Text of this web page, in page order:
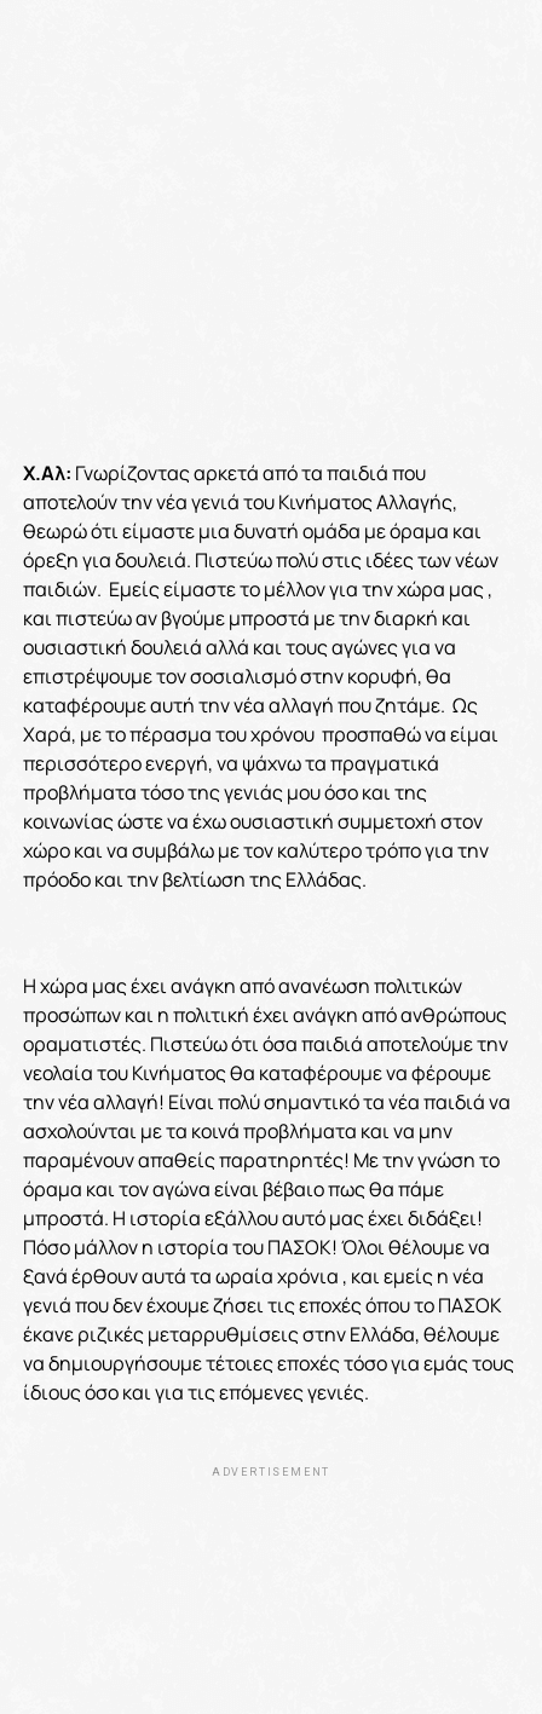
Χ.Αλ: Γνωρίζοντας αρκετά από τα παιδιά που
αποτελούν την νέα γενιά του Κινήματος Αλλαγής,
θεωρώ ότι είμαστε μια δυνατή ομάδα με όραμα και
όρεξη για δουλειά. Πιστεύω πολύ στις ιδέες των νέων
παιδιών. Εμείς είμαστε το μέλλον για την χώρα μας ,
και πιστεύω αν βγούμε μπροστά με την διαρκή και
ουσιαστική δουλειά αλλά και τους αγώνες για να
επιστρέψουμε τον σοσιαλισμό στην κορυφή, θα
καταφέρουμε αυτή την νέα αλλαγή που ζητάμε. Ως
Χαρά, με το πέρασμα του χρόνου προσπαθώ να είμαι
περισσότερο ενεργή, να ψάχνω τα πραγματικά
προβλήματα τόσο της γενιάς μου όσο και της
κοινωνίας ώστε να έχω ουσιαστική συμμετοχή στον
χώρο και να συμβάλω με τον καλύτερο τρόπο για την
πρόοδο και την βελτίωση της Ελλάδας.
Η χώρα μας έχει ανάγκη από ανανέωση πολιτικών
προσώπων και η πολιτική έχει ανάγκη από ανθρώπους
οραματιστές. Πιστεύω ότι όσα παιδιά αποτελούμε την
νεολαία του Κινήματος θα καταφέρουμε να φέρουμε
την νέα αλλαγή! Είναι πολύ σημαντικό τα νέα παιδιά να
ασχολούνται με τα κοινά προβλήματα και να μην
παραμένουν απαθείς παρατηρητές! Με την γνώση το
όραμα και τον αγώνα είναι βέβαιο πως θα πάμε
μπροστά. Η ιστορία εξάλλου αυτό μας έχει διδάξει!
Πόσο μάλλον η ιστορία του ΠΑΣΟΚ! Όλοι θέλουμε να
ξανά έρθουν αυτά τα ωραία χρόνια , και εμείς η νέα
γενιά που δεν έχουμε ζήσει τις εποχές όπου το ΠΑΣΟΚ
έκανε ριζικές μεταρρυθμίσεις στην Ελλάδα, θέλουμε
να δημιουργήσουμε τέτοιες εποχές τόσο για εμάς τους
ίδιους όσο και για τις επόμενες γενιές.
ADVERTISEMENT